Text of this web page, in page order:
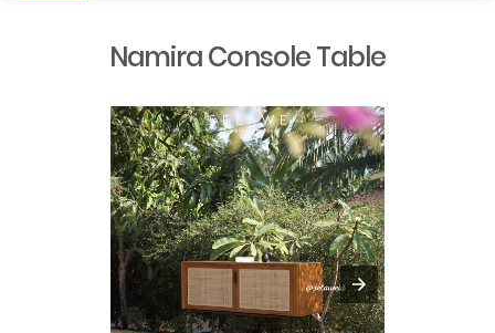
Namira Console Table